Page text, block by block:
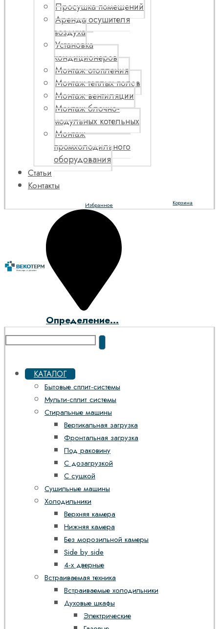
Просушка помещений
Аренда осушителя
воздуха
Установка
кондиционеров
Монтаж отопления
Монтаж теплых полов
Монтаж вентиляции
Монтаж блочно-
модульных котельных
Монтаж
промхолодильного
оборудования
Статьи
Контакты
Корзина
Избранное
Определение...
КАТАЛОГ
Бытовые сплит-системы
Мульти-сплит системы
Стиральные машины
Вертикальная загрузка
Фронтальная загрузка
Под раковину
С дозагрузкой
С сушкой
Сушильные машины
Холодильники
Верхняя камера
Нижняя камера
Без морозильной камеры
Side by side
4-х дверные
Встраиваемая техника
Встраиваемые холодильники
Духовые шкафы
Электрические